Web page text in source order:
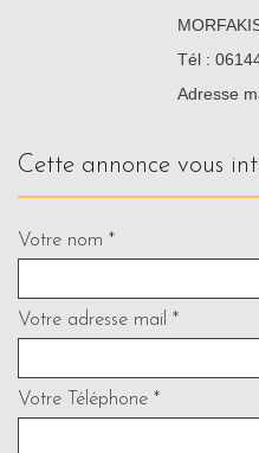
Tél :
Adresse
cette annonce vous
Votre nom *
Votre adresse mail *
Votre Téléphone *